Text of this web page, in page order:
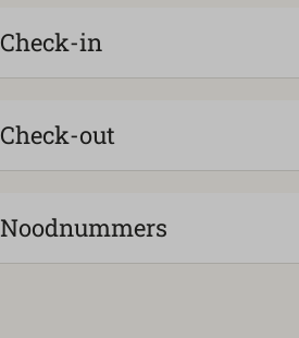
Check-in
Check-out
Noodnummers